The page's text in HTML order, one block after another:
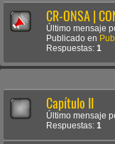
CR-ONSA |
Último mensaje
Publicado en
Respuestas: 1
Capítulo II
Último mensaje
Respuestas: 1